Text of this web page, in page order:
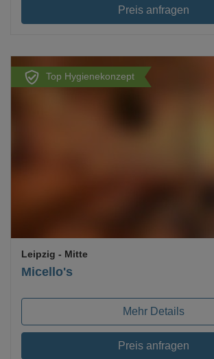
Preis anfragen
Top Hygienekonzept
Micello's
Leipzig - Mitte
Mehr Details
Preis anfragen